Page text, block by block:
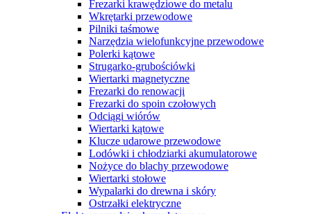
Frezarki krawędziowe do metalu
Wkrętarki przewodowe
Pilniki taśmowe
Narzędzia wielofunkcyjne przewodowe
Polerki kątowe
Strugarko-grubościówki
Wiertarki magnetyczne
Frezarki do renowacji
Frezarki do spoin czołowych
Odciągi wiórów
Wiertarki kątowe
Klucze udarowe przewodowe
Lodówki i chłodziarki akumulatorowe
Nożyce do blachy przewodowe
Wiertarki stołowe
Wypalarki do drewna i skóry
Ostrzałki elektryczne